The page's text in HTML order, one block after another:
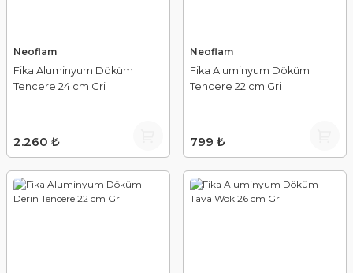
Neoflam
Fika Aluminyum Döküm
Tencere 24 cm Gri
2.260 ₺
Neoflam
Fika Aluminyum Döküm
Tencere 22 cm Gri
799 ₺